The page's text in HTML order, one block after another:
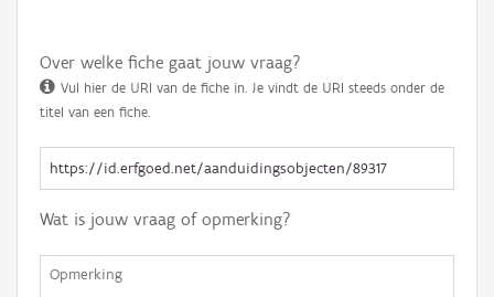
Over welke fiche gaat jouw vraag?
Vul hier de URI van de fiche in. Je vindt de URI steeds onder de
titel van een fiche.
Wat is jouw vraag of opmerking?